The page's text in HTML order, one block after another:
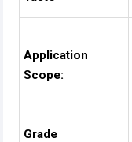
Application
Scope:
Grade